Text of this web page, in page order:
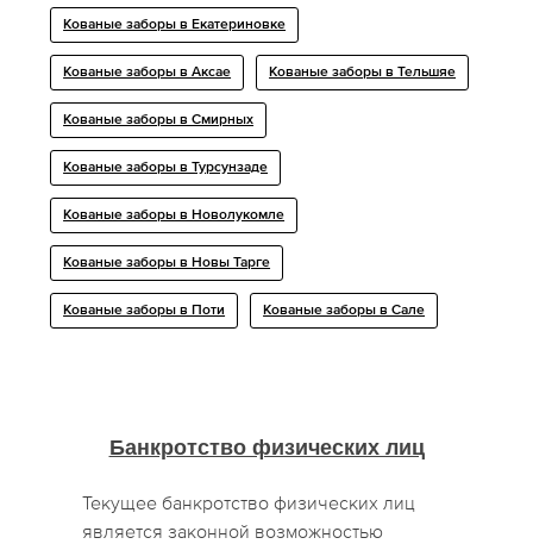
Кованые заборы в Екатериновке
Кованые заборы в Аксае Кованые заборы в Тельшяе
Кованые заборы в Смирных
Кованые заборы в Турсунзаде
Кованые заборы в Новолукомле
Кованые заборы в Новы Тарге
Кованые заборы в Поти Кованые заборы в Сале
Банкротство физических лиц
Текущее банкротство физических лиц
является законной возможностью